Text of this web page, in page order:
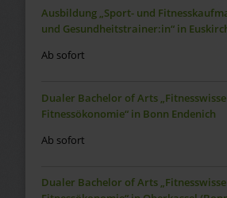
Ausbildung „Sport- und
und Gesundheitstrainer:in“ in
Ab sofort
Dualer Bachelor of Arts
Fitnessökonomie“ in Bonn Endenich
Ab sofort
Dualer Bachelor of Arts